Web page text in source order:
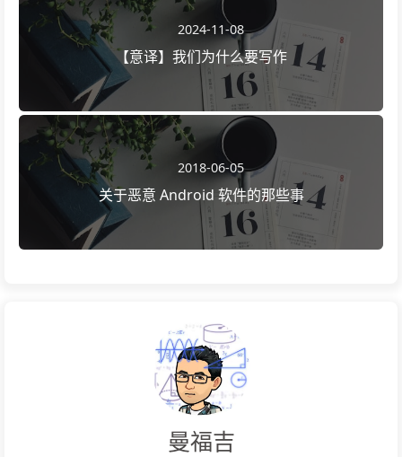
2024-11-08
【意译】我们为什么要写作
2018-06-05
关于恶意 Android 软件的那些事
曼福吉